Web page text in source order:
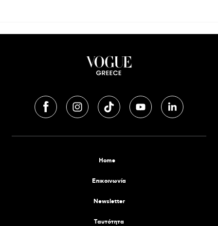
Home
Επικοινωνία
Newsletter
Tαυτότητα